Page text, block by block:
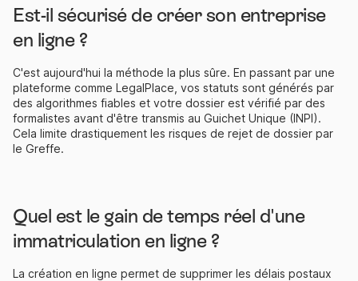
Est-il sécurisé de créer son entreprise
en ligne ?
C'est aujourd'hui la méthode la plus sûre. En passant par une
plateforme comme LegalPlace, vos statuts sont générés par
des algorithmes fiables et votre dossier est vérifié par des
formalistes avant d'être transmis au Guichet Unique (INPI).
Cela limite drastiquement les risques de rejet de dossier par
le Greffe.
Quel est le gain de temps réel d'une
immatriculation en ligne ?
La création en ligne permet de supprimer les délais postaux